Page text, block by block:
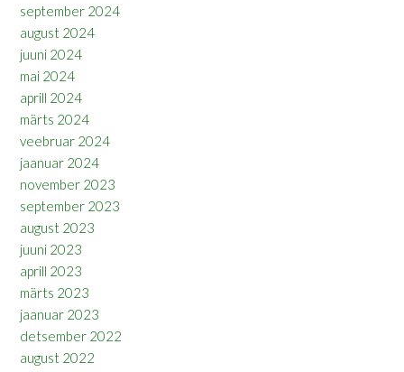
september 2024
august 2024
juuni 2024
mai 2024
aprill 2024
märts 2024
veebruar 2024
jaanuar 2024
november 2023
september 2023
august 2023
juuni 2023
aprill 2023
märts 2023
jaanuar 2023
detsember 2022
august 2022